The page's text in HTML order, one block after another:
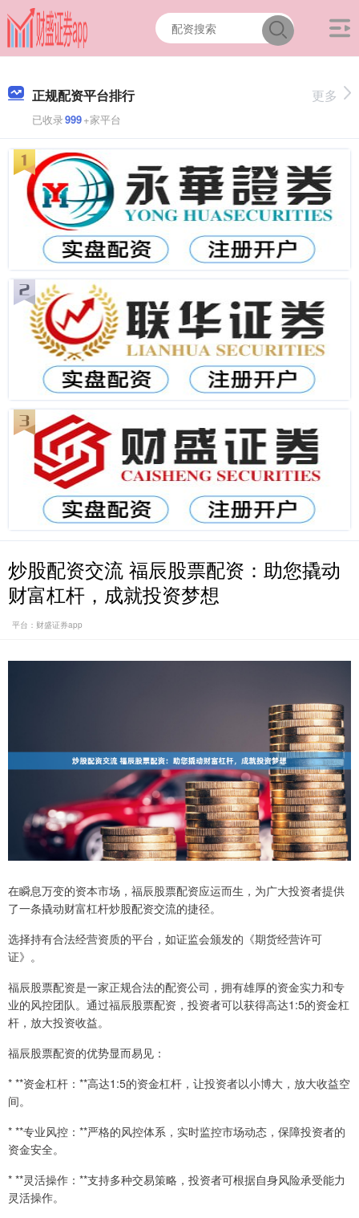
正规配资平台排行
已收录999+家平台
更多
炒股配资交流 福辰股票配资：助您撬动
财富杠杆，成就投资梦想
平台：财盛证券app
在瞬息万变的资本市场，福辰股票配资应运而生，为广大投资者提供
了一条撬动财富杠杆炒股配资交流的捷径。
选择持有合法经营资质的平台，如证监会颁发的《期货经营许可
证》。
福辰股票配资是一家正规合法的配资公司，拥有雄厚的资金实力和专
业的风控团队。通过福辰股票配资，投资者可以获得高达1:5的资金杠
杆，放大投资收益。
福辰股票配资的优势显而易见：
* **资金杠杆：**高达1:5的资金杠杆，让投资者以小博大，放大收益空
间。
* **专业风控：**严格的风控体系，实时监控市场动态，保障投资者的
资金安全。
* **灵活操作：**支持多种交易策略，投资者可根据自身风险承受能力
灵活操作。